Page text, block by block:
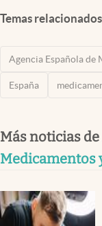
Temas relacionados
Agencia Española de
España
Más noticias de
Medicamentos